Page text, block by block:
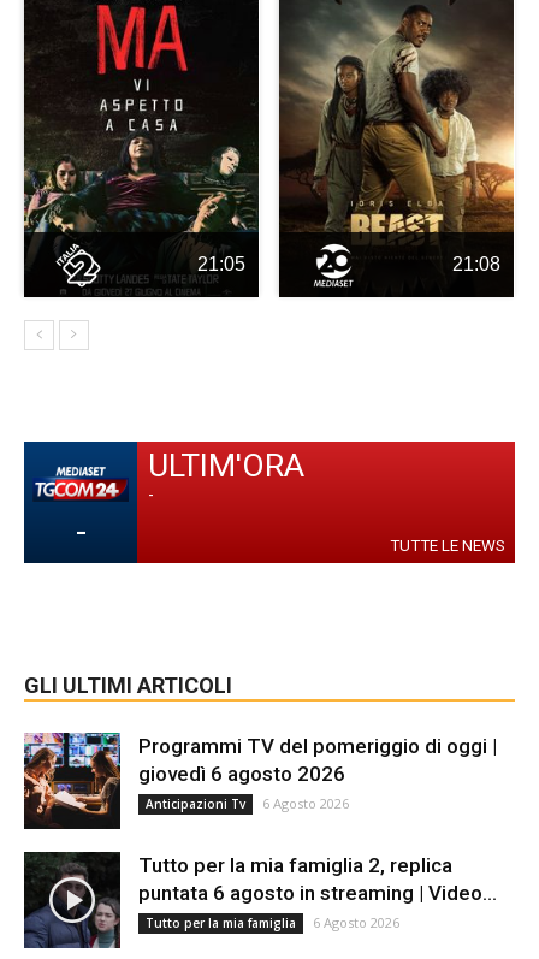
21:05 21:08
-
ULTIM'ORA
-
TUTTE LE NEWS
GLI ULTIMI ARTICOLI
Programmi TV del pomeriggio di oggi |
giovedì 6 agosto 2026
Anticipazioni Tv 6 Agosto 2026
Tutto per la mia famiglia 2, replica
puntata 6 agosto in streaming | Video...
Tutto per la mia famiglia 6 Agosto 2026